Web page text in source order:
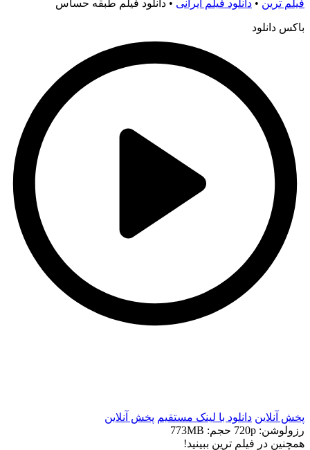
فیلم ترین • دانلود فیلم ایرانی • دانلود فیلم طبقه حساس
باکس دانلود
پخش آنلاین دانلود با لينک مستقيم پخش آنلاین
رزولوشن: 720p
حجم: 773MB
همچنين در فيلم ترين ببينيد!